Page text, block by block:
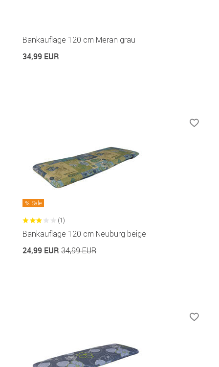
Bankauflage 120 cm Meran grau
34,99 EUR
Sale
(1)
Bankauflage 120 cm Neuburg beige
24,99 EUR 34,99 EUR